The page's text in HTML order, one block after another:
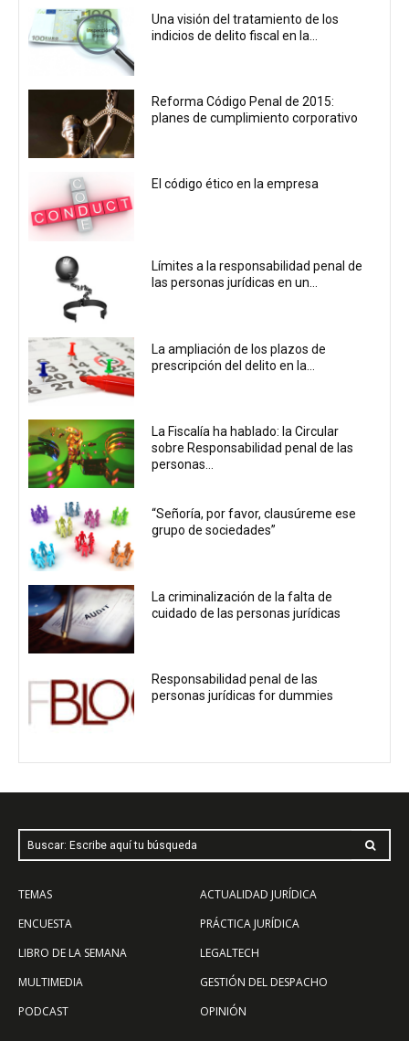
Una visión del tratamiento de los
indicios de delito fiscal en la...
Reforma Código Penal de 2015:
planes de cumplimiento corporativo
El código ético en la empresa
Límites a la responsabilidad penal de
las personas jurídicas en un...
La ampliación de los plazos de
prescripción del delito en la...
La Fiscalía ha hablado: la Circular
sobre Responsabilidad penal de las
personas...
“Señoría, por favor, clausúreme ese
grupo de sociedades”
La criminalización de la falta de
cuidado de las personas jurídicas
Responsabilidad penal de las
personas jurídicas for dummies
Buscar: Escribe aquí tu búsqueda
TEMAS
ENCUESTA
LIBRO DE LA SEMANA
MULTIMEDIA
PODCAST
ACTUALIDAD JURÍDICA
PRÁCTICA JURÍDICA
LEGALTECH
GESTIÓN DEL DESPACHO
OPINIÓN